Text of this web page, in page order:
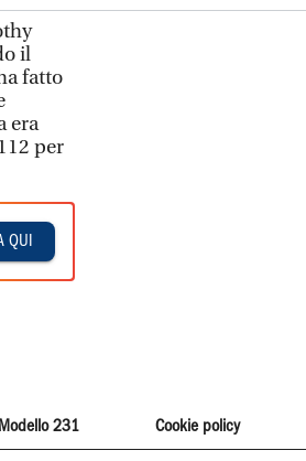
il
fatto
era
per
QUI
231 Cookie policy